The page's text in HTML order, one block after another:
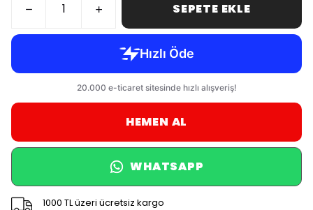
SEPETE EKLE
HEMEN AL
WHATSAPP
1000 TL üzeri ücretsiz kargo